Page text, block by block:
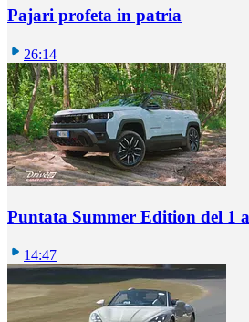
Pajari profeta in patria
26:14
Puntata Summer Edition del 1
14:47